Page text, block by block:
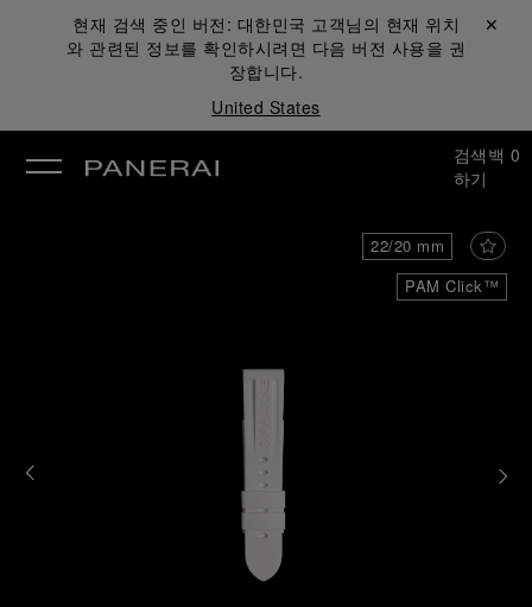
현재 검색 중인 버전: 대한민국 고객님의 현재 위치
와 관련된 정보를 확인하시려면 다음 버전 사용을 권
장합니다.
United States
닫기 ✕
검색
하기
백 0
PAM Click™
22/20 mm